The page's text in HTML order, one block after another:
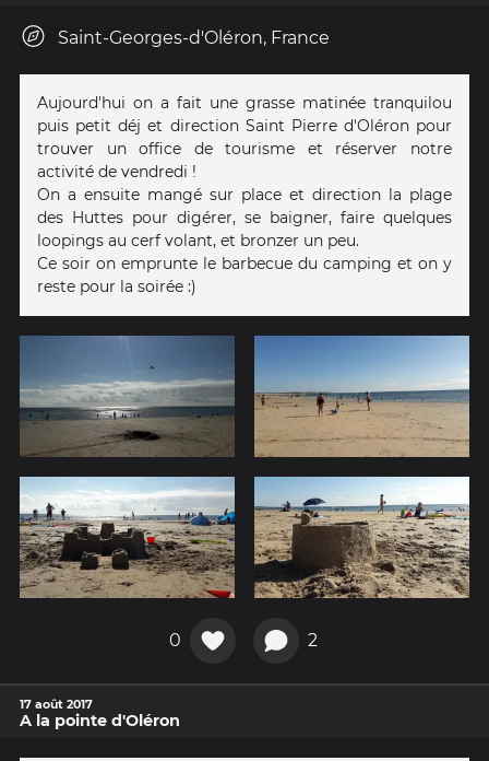
Saint-Georges-d'Oléron, France
Aujourd'hui on a fait une grasse matinée tranquilou
puis petit déj et direction Saint Pierre d'Oléron pour
trouver un office de tourisme et réserver notre
activité de vendredi !
On a ensuite mangé sur place et direction la plage
des Huttes pour digérer, se baigner, faire quelques
loopings au cerf volant, et bronzer un peu.
Ce soir on emprunte le barbecue du camping et on y
reste pour la soirée :)
0 2
17 août 2017
A la pointe d'Oléron